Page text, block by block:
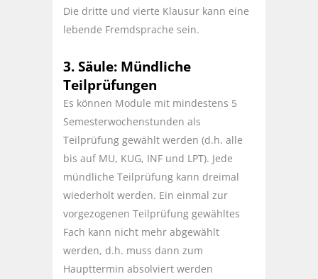
Die dritte und vierte Klausur kann eine
lebende Fremdsprache sein.
3. Säule: Mündliche
Teilprüfungen
Es können Module mit mindestens 5
Semesterwochenstunden als
Teilprüfung gewählt werden (d.h. alle
bis auf MU, KUG, INF und LPT). Jede
mündliche Teilprüfung kann dreimal
wiederholt werden. Ein einmal zur
vorgezogenen Teilprüfung gewähltes
Fach kann nicht mehr abgewählt
werden, d.h. muss dann zum
Haupttermin absolviert werden